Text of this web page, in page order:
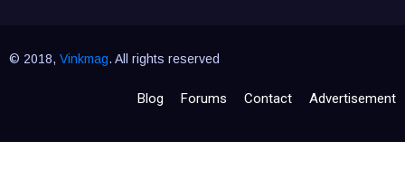
© 2018, Vinkmag. All rights reserved
Blog Forums Contact Advertisement